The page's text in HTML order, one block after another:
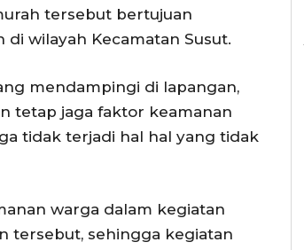
tersebut bertujuan
wilayah Kecamatan Susut.
mendampingi di lapangan,
tetap jaga faktor keamanan
tidak terjadi hal hal yang tidak
warga dalam kegiatan
tersebut, sehingga kegiatan